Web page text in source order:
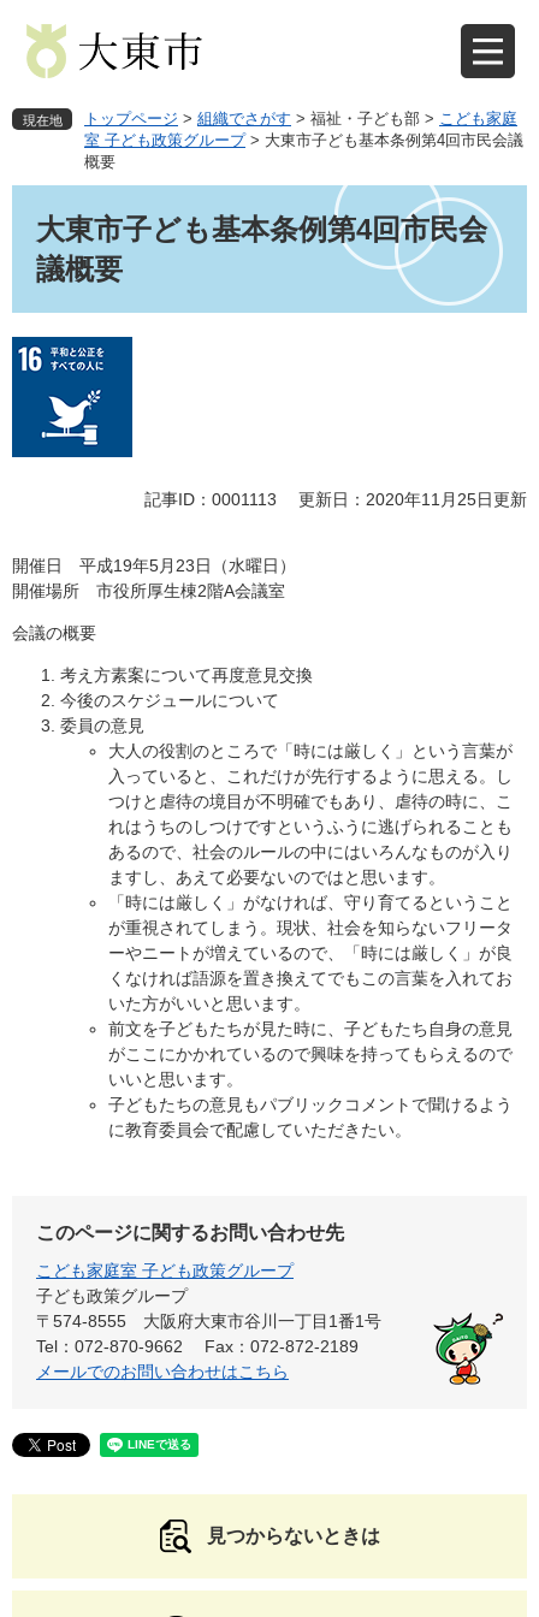
先
す
を
し
現在地 トップページ > 組織でさがす > 福祉・子ども部 > こども家庭
室 子ども政策グループ > 大東市子ども基本条例第4回市民会議
概要
大東市子ども基本条例第4回市民会
議概要
記事ID：0001113 更新日：2020年11月25日更新
開催日 平成19年5月23日（水曜日）
開催場所 市役所厚生棟2階A会議室
会議の概要
考え方素案について再度意見交換
今後のスケジュールについて
委員の意見
大人の役割のところで「時には厳しく」という言葉が
入っていると、これだけが先行するように思える。し
つけと虐待の境目が不明確でもあり、虐待の時に、こ
れはうちのしつけですというふうに逃げられることも
あるので、社会のルールの中にはいろんなものが入り
ますし、あえて必要ないのではと思います。
「時には厳しく」がなければ、守り育てるということ
が重視されてしまう。現状、社会を知らないフリータ
ーやニートが増えているので、「時には厳しく」が良
くなければ語源を置き換えてでもこの言葉を入れてお
いた方がいいと思います。
前文を子どもたちが見た時に、子どもたち自身の意見
がここにかかれているので興味を持ってもらえるので
いいと思います。
子どもたちの意見もパブリックコメントで聞けるよう
に教育委員会で配慮していただきたい。
このページに関するお問い合わせ先
こども家庭室 子ども政策グループ
子ども政策グループ
〒574-8555
大阪府大東市谷川一丁目1番1号
Tel：072-870-9662
Fax：072-872-2189
メールでのお問い合わせはこちら
見つからないときは